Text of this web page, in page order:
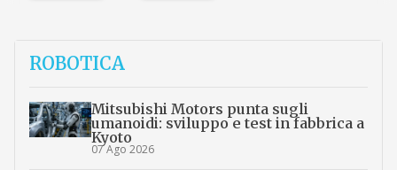
ROBOTICA
Mitsubishi Motors punta sugli
umanoidi: sviluppo e test in fabbrica a
Kyoto
07 Ago 2026